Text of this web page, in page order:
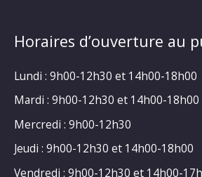
Horaires d’ouverture au
Lundi : 9h00-12h30 et 14h00-18h00
Mardi : 9h00-12h30 et 14h00-18h00
Mercredi : 9h00-12h30
Jeudi : 9h00-12h30 et 14h00-18h00
Vendredi : 9h00-12h30 et 14h00-